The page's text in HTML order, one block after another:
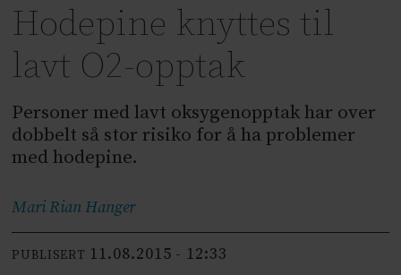
Hodepine knyttes til
lavt O2-opptak
Personer med lavt oksygenopptak har over
dobbelt så stor risiko for å ha problemer
med hodepine.
Mari RianHanger
PUBLISERT 11.08.2015 - 12:33